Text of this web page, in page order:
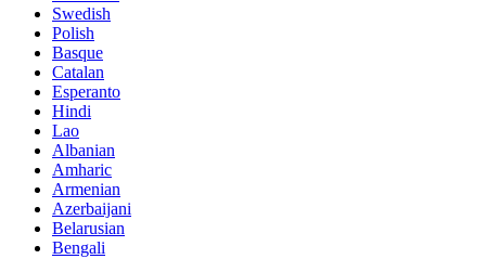
Swedish
Polish
Basque
Catalan
Esperanto
Hindi
Lao
Albanian
Amharic
Armenian
Azerbaijani
Belarusian
Bengali